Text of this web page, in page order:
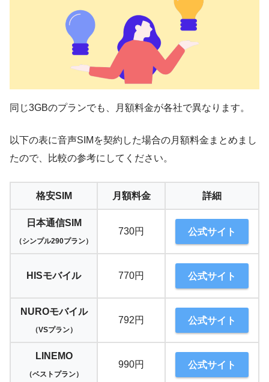
同じ3GBのプランでも、月額料金が各社で異なります。
以下の表に音声SIMを契約した場合の月額料金まとめまし
たので、比較の参考にしてください。
格安SIM 月額料金 詳細
日本通信SIM
（シンプル290プラン）
730円 公式サイト
HISモバイル 770円 公式サイト
NUROモバイル
（VSプラン）
792円 公式サイト
LINEMO
（ベストプラン）
990円 公式サイト